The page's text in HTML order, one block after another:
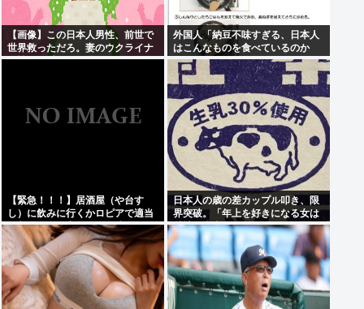
【画像】この日本人男性、前世で
世界救っただろ。妻のウクライナ
女性が可愛すぎる件
外国人「納豆不味すぎる、日本人
はこんなものを食べているのか
い？」
【緊急！！！】居酒屋（や台す
し）に飲みに行くかロピアで適当
に刺身買って家で飲むか迷ってる
日本人の歳の差カップル叩き、限
界突破。「年上を好きになる女は
精神異常者」